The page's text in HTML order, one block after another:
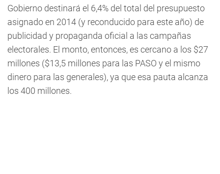
Gobierno destinará el 6,4% del total del presupuesto
asignado en 2014 (y reconducido para este año) de
publicidad y propaganda oficial a las campañas
electorales. El monto, entonces, es cercano a los $27
millones ($13,5 millones para las PASO y el mismo
dinero para las generales), ya que esa pauta alcanza
los 400 millones.